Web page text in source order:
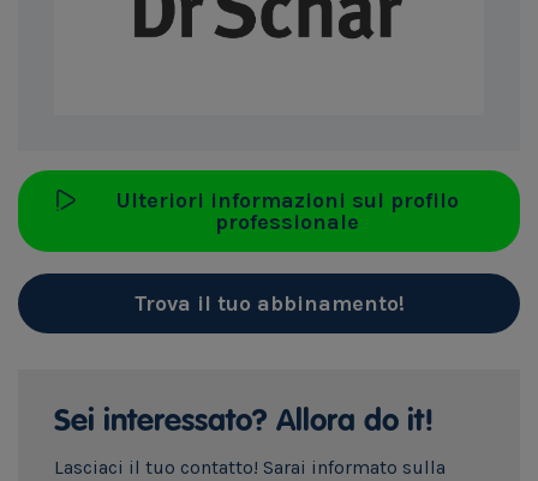
Ulteriori informazioni sul profilo
professionale
Trova il tuo abbinamento!
Sei interessato? Allora do it!
Lasciaci il tuo contatto! Sarai informato sulla